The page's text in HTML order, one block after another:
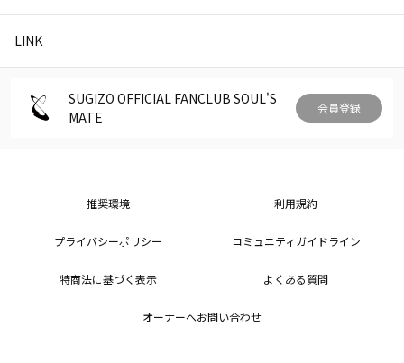
LINK
SUGIZO OFFICIAL FANCLUB SOUL'S
MATE
会員登録
推奨環境 利用規約
プライバシーポリシー コミュニティガイドライン
特商法に基づく表示 よくある質問
オーナーへお問い合わせ